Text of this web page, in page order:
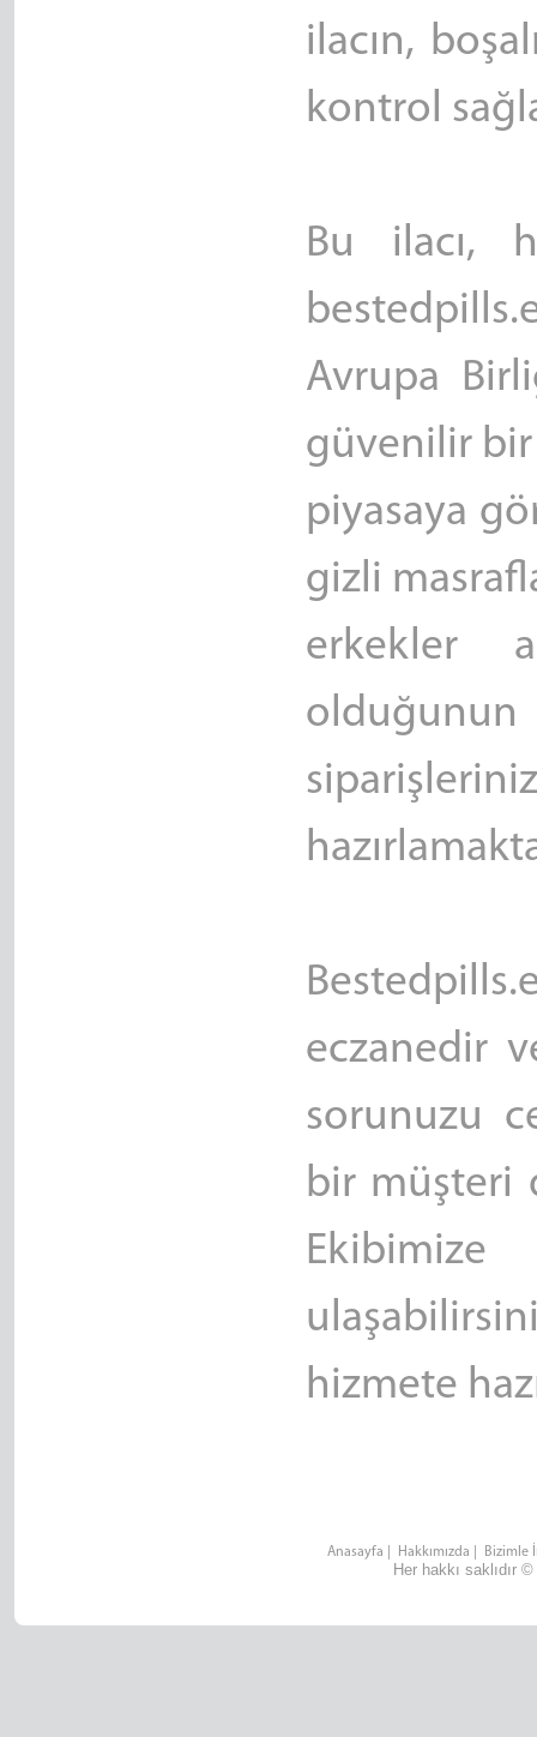
ilacın,
kontrol
Bu ilacı,
Avrupa
güvenilir bir
piyasaya
gizli
erkekler
olduğunun
eczanedir
sorunuzu
bir müşteri
hizmete
Anasayfa Hakkımızda Bizimle
Her hakkı saklıdır